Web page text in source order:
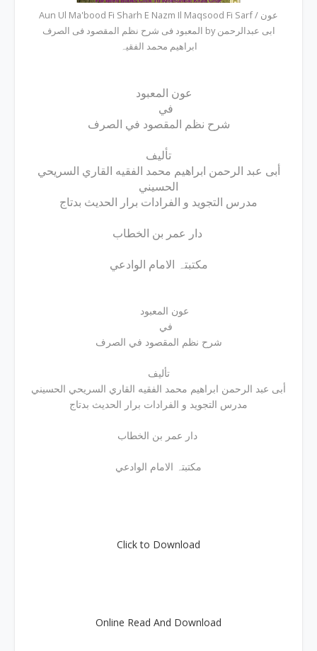
Aun Ul Ma'bood Fi Sharh E Nazm Il Maqsood Fi Sarf / عون
المعبود فی شرح نظم المقصود فی الصرف by ابی عبدالرحمن
ابراھیم محمد الفقیہ
عون المعبود
في
شرح نظم المقصود في الصرف
تألیف
أبی عبد الرحمن ابراهيم محمد الفقیه القاري السریحي
الحسیني
مدرس التجوید و الفرادات برار الحدیث بدتاج
مکتبتہ الامام الوادعي
عون المعبود
في
شرح نظم المقصود في الصرف
تألیف
أبی عبد الرحمن ابراهيم محمد الفقیه القاري السریحي الحسیني
مدرس التجوید و الفرادات برار الحدیث بدتاج
دار عمر بن الخطاب
مکتبتہ الامام الوادعي
Click to Download
Online Read And Download